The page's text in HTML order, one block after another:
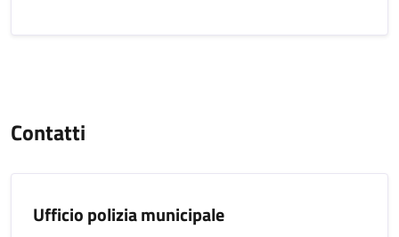
Contatti
Ufficio polizia municipale